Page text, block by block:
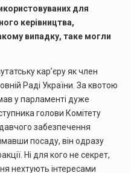
для
керівництва,
випадку, таке могли
кар’єру як член
Раді України. За квотою
у парламенті дуже
голови Комітету
забезпечення
посаду, він одразу
Ні для кого не секрет,
нехтують інтересами